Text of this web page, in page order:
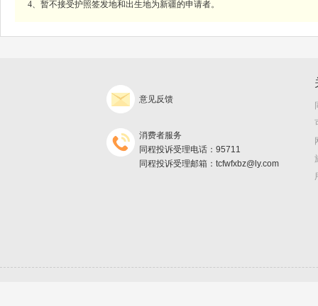
4、暂不接受护照签发地和出生地为新疆的申请者。
意见反馈
消费者服务
同程投诉受理电话：95711
同程投诉受理邮箱：tcfwfxbz@ly.com